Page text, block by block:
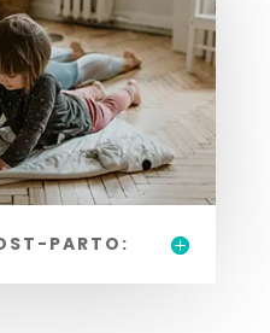
PARTO: